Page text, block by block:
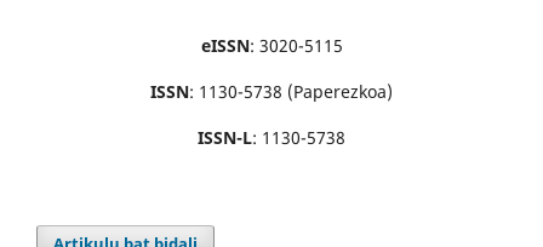
eISSN: 3020-5115
ISSN: 1130-5738 (Paperezkoa)
ISSN-L: 1130-5738